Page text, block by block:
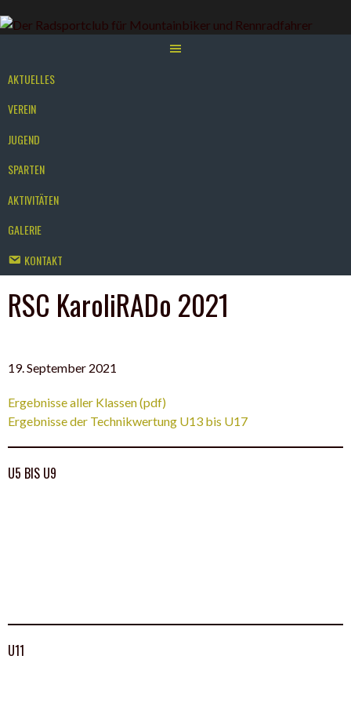
zum
AKTUELLES
VEREIN
JUGEND
SPARTEN
AKTIVITÄTEN
GALERIE
KONTAKT
RSC KaroliRADo 2021
19. September 2021
Ergebnisse aller Klassen (pdf)
Ergebnisse der Technikwertung U13 bis U17
U5 BIS U9
U11